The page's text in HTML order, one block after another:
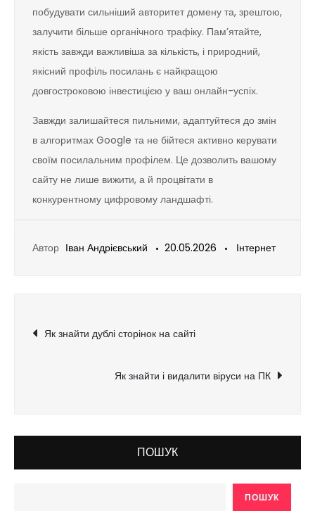
побудувати сильніший авторитет домену та, зрештою,
залучити більше органічного трафіку. Пам’ятайте,
якість завжди важливіша за кількість, і природний,
якісний профіль посилань є найкращою
довгостроковою інвестицією у ваш онлайн-успіх.
Завжди залишайтеся пильними, адаптуйтеся до змін
в алгоритмах Google та не бійтеся активно керувати
своїм посилальним профілем. Це дозволить вашому
сайту не лише вижити, а й процвітати в
конкурентному цифровому ландшафті.
Автор Іван Андрієвський 20.05.2026 Інтернет
Навігація
записів
Як знайти дублі сторінок на сайті
Як знайти і видалити віруси на ПК
ПОШУК
ПОШУК